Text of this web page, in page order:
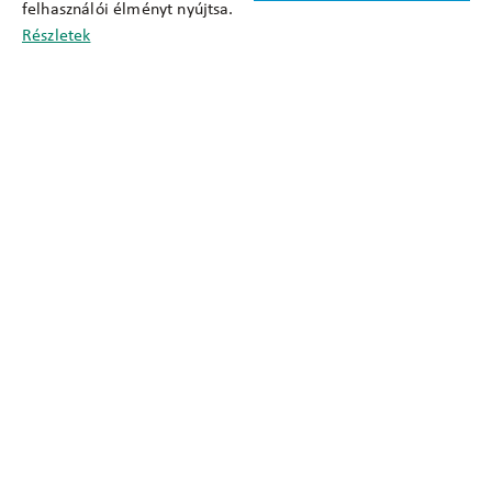
felhasználói élményt nyújtsa.
Részletek